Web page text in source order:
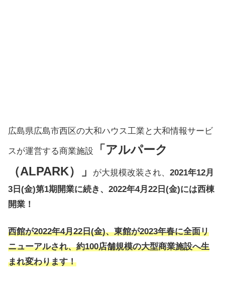
広島県広島市西区の大和ハウス工業と大和情報サービ
スが運営する商業施設
「アルパーク
（ALPARK）」
が大規模改装され、 2021年12月
3日(金)第1期開業に続き、2022年4月22日(金)には西棟
開業！
西館が2022年4月22日(金)、東館が2023年春に全面リ
ニューアルされ、約100店舗規模の大型商業施設へ生
まれ変わります！